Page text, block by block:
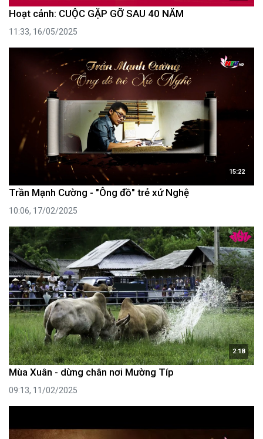
Hoạt cảnh: CUỘC GẶP GỠ SAU 40 NĂM
11:33, 16/05/2025
15:22
Trần Mạnh Cường - "Ông đồ" trẻ xứ Nghệ
10:06, 17/02/2025
2:18
Mùa Xuân - dừng chân nơi Mường Típ
09:13, 11/02/2025